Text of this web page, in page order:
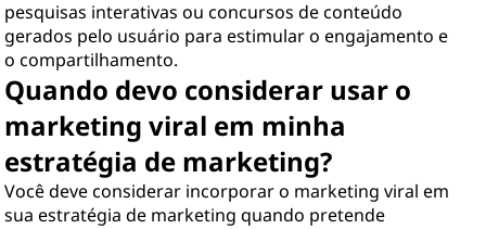
pesquisas interativas ou concursos de conteúdo
gerados pelo usuário para estimular o engajamento e
o compartilhamento.
Quando devo considerar usar o
marketing viral em minha
estratégia de marketing?
Você deve considerar incorporar o marketing viral em
sua estratégia de marketing quando pretende